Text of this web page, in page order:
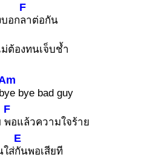
อก
F
ลาต่อกัน
ต้องทนเจ็บช้ำ
ye bye bad guy
F
พอแล้วความใจร้าย
ใส่
E
กันพอเสียที